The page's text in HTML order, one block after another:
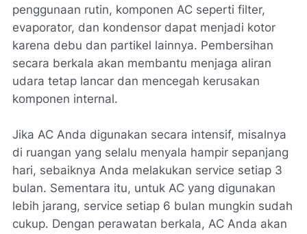
penggunaan rutin, komponen AC seperti filter,
evaporator, dan kondensor dapat menjadi kotor
karena debu dan partikel lainnya. Pembersihan
secara berkala akan membantu menjaga aliran
udara tetap lancar dan mencegah kerusakan
komponen internal.
Jika AC Anda digunakan secara intensif, misalnya
di ruangan yang selalu menyala hampir sepanjang
hari, sebaiknya Anda melakukan service setiap 3
bulan. Sementara itu, untuk AC yang digunakan
lebih jarang, service setiap 6 bulan mungkin sudah
cukup. Dengan perawatan berkala, AC Anda akan